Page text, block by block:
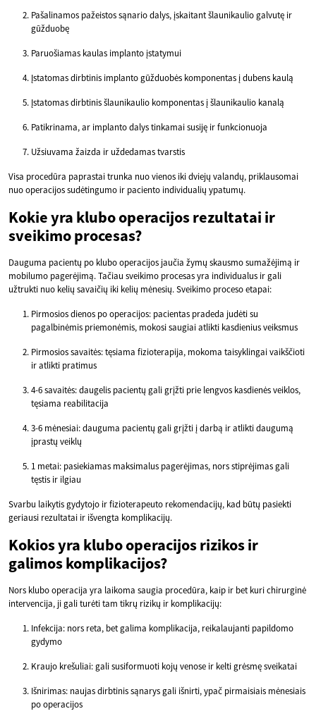
Pašalinamos pažeistos sąnario dalys, įskaitant šlaunikaulio galvutę ir
gūžduobę
Paruošiamas kaulas implanto įstatymui
Įstatomas dirbtinis implanto gūžduobės komponentas į dubens kaulą
Įstatomas dirbtinis šlaunikaulio komponentas į šlaunikaulio kanalą
Patikrinama, ar implanto dalys tinkamai susiję ir funkcionuoja
Užsiuvama žaizda ir uždedamas tvarstis
Visa procedūra paprastai trunka nuo vienos iki dviejų valandų, priklausomai
nuo operacijos sudėtingumo ir paciento individualių ypatumų.
Kokie yra klubo operacijos rezultatai ir
sveikimo procesas?
Dauguma pacientų po klubo operacijos jaučia žymų skausmo sumažėjimą ir
mobilumo pagerėjimą. Tačiau sveikimo procesas yra individualus ir gali
užtrukti nuo kelių savaičių iki kelių mėnesių. Sveikimo proceso etapai:
Pirmosios dienos po operacijos: pacientas pradeda judėti su
pagalbinėmis priemonėmis, mokosi saugiai atlikti kasdienius veiksmus
Pirmosios savaitės: tęsiama fizioterapija, mokoma taisyklingai vaikščioti
ir atlikti pratimus
4-6 savaitės: daugelis pacientų gali grįžti prie lengvos kasdienės veiklos,
tęsiama reabilitacija
3-6 mėnesiai: dauguma pacientų gali grįžti į darbą ir atlikti daugumą
įprastų veiklų
1 metai: pasiekiamas maksimalus pagerėjimas, nors stiprėjimas gali
tęstis ir ilgiau
Svarbu laikytis gydytojo ir fizioterapeuto rekomendacijų, kad būtų pasiekti
geriausi rezultatai ir išvengta komplikacijų.
Kokios yra klubo operacijos rizikos ir
galimos komplikacijos?
Nors klubo operacija yra laikoma saugia procedūra, kaip ir bet kuri chirurginė
intervencija, ji gali turėti tam tikrų rizikų ir komplikacijų:
Infekcija: nors reta, bet galima komplikacija, reikalaujanti papildomo
gydymo
Kraujo krešuliai: gali susiformuoti kojų venose ir kelti grėsmę sveikatai
Išnirimas: naujas dirbtinis sąnarys gali išnirti, ypač pirmaisiais mėnesiais
po operacijos